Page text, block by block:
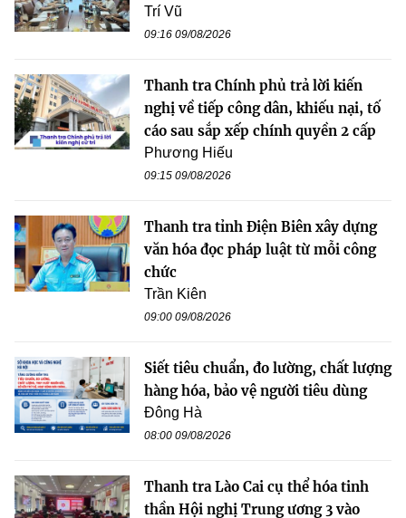
Trí Vũ
09:16 09/08/2026
Thanh tra Chính phủ trả lời kiến
nghị về tiếp công dân, khiếu nại, tố
cáo sau sắp xếp chính quyền 2 cấp
Phương Hiếu
09:15 09/08/2026
Thanh tra tỉnh Điện Biên xây dựng
văn hóa đọc pháp luật từ mỗi công
chức
Trần Kiên
09:00 09/08/2026
Siết tiêu chuẩn, đo lường, chất lượng
hàng hóa, bảo vệ người tiêu dùng
Đông Hà
08:00 09/08/2026
Thanh tra Lào Cai cụ thể hóa tinh
thần Hội nghị Trung ương 3 vào